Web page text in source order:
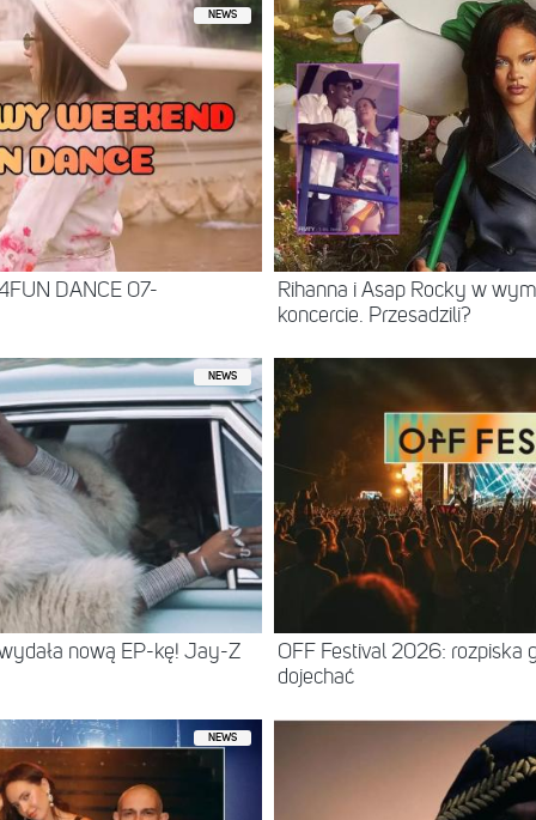
NEWS
DANCE 07-
Rihanna i Asap Rocky w
koncercie. Przesadzili?
NEWS
nową EP-kę! Jay-Z
OFF Festival 2026: rozpiska
dojechać
NEWS